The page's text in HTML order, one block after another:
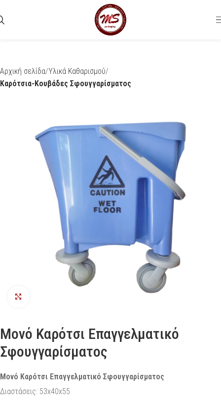
Αρχική σελίδα Υλικά Καθαρισμού
Καρότσια-Κουβάδες Σφουγγαρίσματος
Μονό Καρότσι Επαγγελματικό
Σφουγγαρίσματος
Μονό Καρότσι Επαγγελματικό Σφουγγαρίσματος
Διαστάσεις: 53x40x55